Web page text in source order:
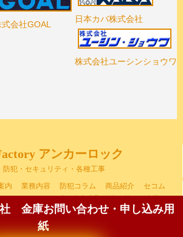
式会社GOAL
日本カバ株式会社
株式会社ユーシンショウワ
アンカーロック
防犯・セキュリティ・各種工事
内 業務内容 防犯コラム 商品紹介
セコム
人情報保護に関する考え方について
LifeFactory Anchor lock. All Rights Reserved.
社 金庫お問い合わせ・申し込み用
紙